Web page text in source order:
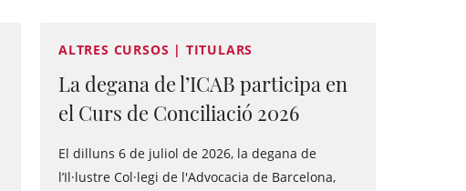
ALTRES CURSOS | TITULARS
La degana de l’ICAB participa en
el Curs de Conciliació 2026
El dilluns 6 de juliol de 2026, la degana de
l’Il·lustre Col·legi de l'Advocacia de Barcelona,